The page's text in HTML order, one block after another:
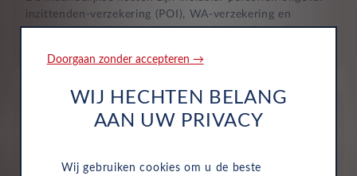
inzittenden-verzekering (POI), WA-verzekering en
uitgebreide dekking, zodat je volledig beschermd bent in
Doorgaan zonder accepteren →
WIJ HECHTEN BELANG
AAN UW PRIVACY
Wij gebruiken cookies om u de beste